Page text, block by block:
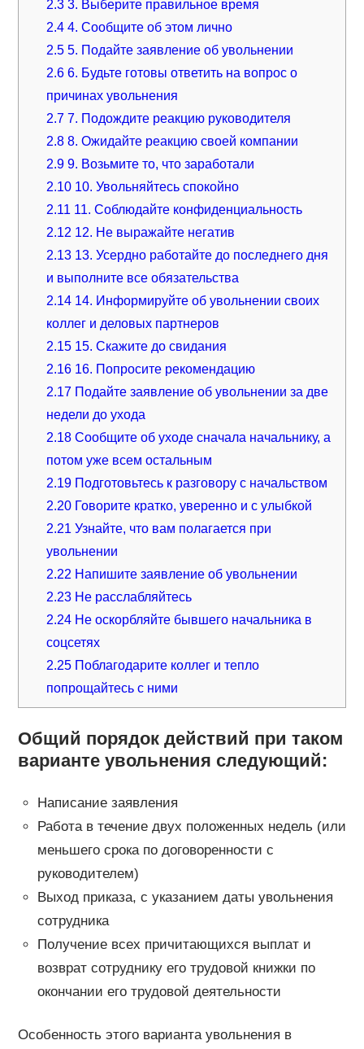
2.33. Выберите правильное время
2.44. Сообщите об этом лично
2.55. Подайте заявление об увольнении
2.66. Будьте готовы ответить на вопрос о
причинах увольнения
2.77. Подождите реакцию руководителя
2.88. Ожидайте реакцию своей компании
2.99. Возьмите то, что заработали
2.1010. Увольняйтесь спокойно
2.11 11. Соблюдайте конфиденциальность
2.12 12. Не выражайте негатив
2.1313. Усердно работайте до последнего дня
и выполните все обязательства
2.1414. Информируйте об увольнении своих
коллег и деловых партнеров
2.1515. Скажите до свидания
2.1616. Попросите рекомендацию
2.17Подайте заявление об увольнении за две
недели до ухода
2.18Сообщите об уходе сначала начальнику, а
потом уже всем остальным
2.19Подготовьтесь к разговору с начальством
2.20Говорите кратко, уверенно и с улыбкой
2.21 Узнайте, что вам полагается при
увольнении
2.22 Напишите заявление об увольнении
2.23Не расслабляйтесь
2.24Не оскорбляйте бывшего начальника в
соцсетях
2.25Поблагодарите коллег и тепло
попрощайтесь с ними
Общий порядок действий при таком
варианте увольнения следующий:
Написание заявления
Работа в течение двух положенных недель (или
меньшего срока по договоренности с
руководителем)
Выход приказа, с указанием даты увольнения
сотрудника
Получение всех причитающихся выплат и
возврат сотруднику его трудовой книжки по
окончании его трудовой деятельности
Особенность этого варианта увольнения в